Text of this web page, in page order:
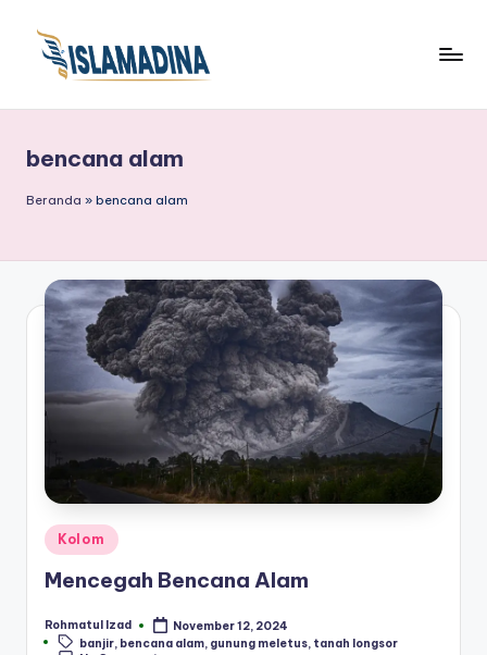
bencana alam
Beranda » bencana alam
Posted
in
Kolom
Mencegah Bencana Alam
Posted
by
Rohmatul Izad
November 12, 2024
Tags:banjir bencana alam gunung meletus tanah longsor